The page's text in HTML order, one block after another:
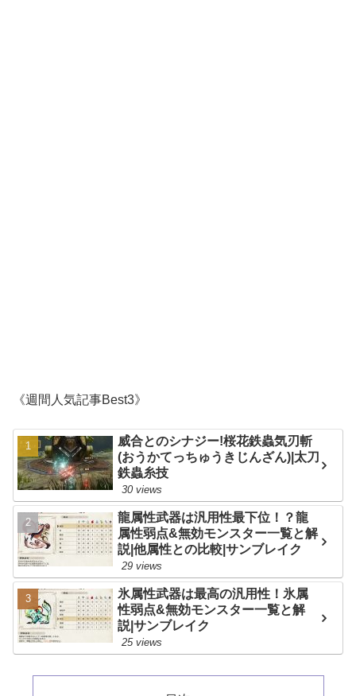
《週間人気記事Best3》
威合とのシナジー!桜花鉄蟲気刃斬
(おうかてっちゅうきじんざん)|太刀
鉄蟲糸技
30 views
龍属性武器は汎用性最下位！？龍
属性弱点&無効モンスター一覧と解
説|他属性との比較|サンブレイク
29 views
氷属性武器は最高の汎用性！氷属
性弱点&無効モンスター一覧と解
説|サンブレイク
25 views